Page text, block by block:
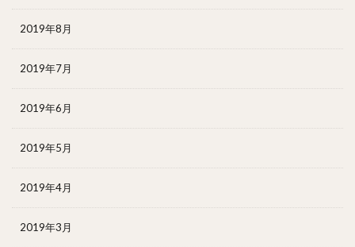
2019年8月
2019年7月
2019年6月
2019年5月
2019年4月
2019年3月